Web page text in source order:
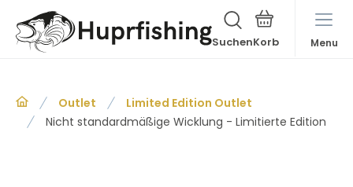
Suchen Menu
Outlet
Limited Edition Outlet
Nicht standardmäßige Wicklung - Limitierte Edition